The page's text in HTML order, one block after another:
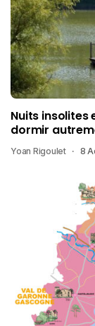
Nuits
dormir
Yoan Rigoulet 8